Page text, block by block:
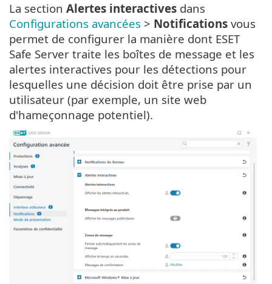
La section Alertes interactives dans
Configurations avancées > Notifications vous
permet de configurer la manière dont ESET
Safe Server traite les boîtes de message et les
alertes interactives pour les détections pour
lesquelles une décision doit être prise par un
utilisateur (par exemple, un site web
d'hameçonnage potentiel).